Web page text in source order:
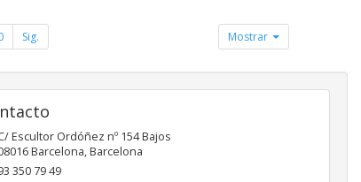
Sig. Mostrar
Escultor Ordóñez nº 154 Bajos
Barcelona,Barcelona
350 79 49